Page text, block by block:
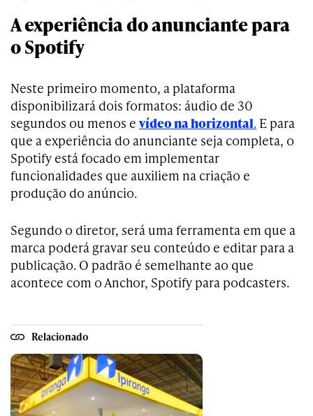
A experiência do anunciante para
o Spotify
Neste primeiro momento, a plataforma
disponibilizará dois formatos: áudio de 30
segundos ou menos evídeo na horizontal. E para
que a experiência do anunciante seja completa, o
Spotify está focado em implementar
funcionalidades que auxiliem na criação e
produção do anúncio.
Segundo o diretor, será uma ferramenta em que a
marca poderá gravar seu conteúdo e editar para a
publicação. O padrão é semelhante ao que
acontece com o Anchor, Spotify para podcasters.
Relacionado